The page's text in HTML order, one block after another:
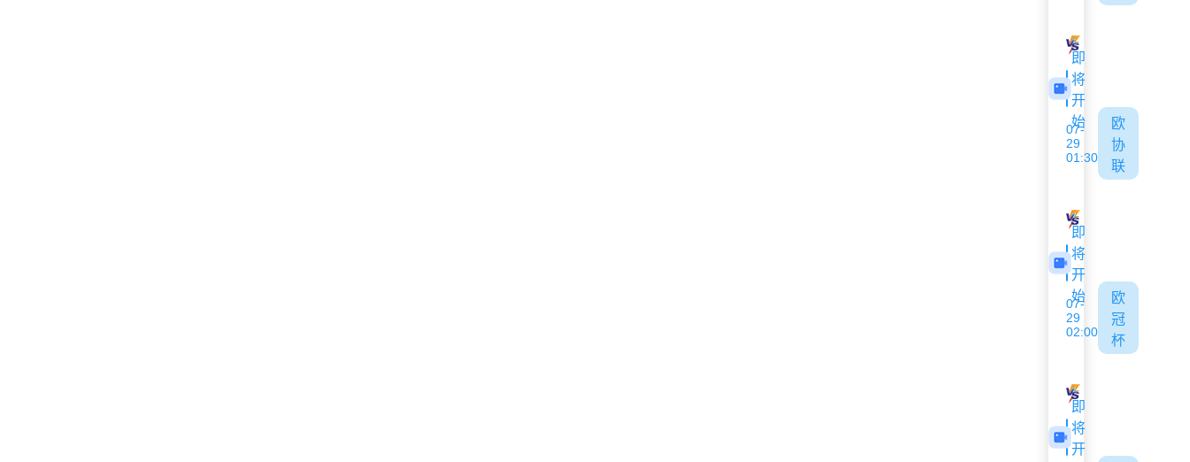
阿波罗利马索尔
即
将
开
始
07-
29
01:30
欧
协
联
索菲亚1948
即
将
开
始
07-
29
02:00
欧
冠
杯
萨格勒布迪纳摩
即
将
开